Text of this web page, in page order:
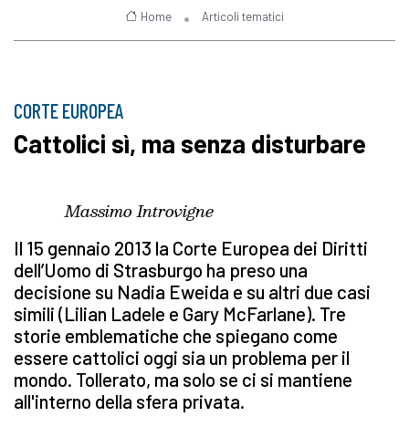
Home Articoli tematici
CORTE EUROPEA
Cattolici sì, ma senza disturbare
Massimo Introvigne
Il 15 gennaio 2013 la Corte Europea dei Diritti
dell’Uomo di Strasburgo ha preso una
decisione su Nadia Eweida e su altri due casi
simili (Lilian Ladele e Gary McFarlane). Tre
storie emblematiche che spiegano come
essere cattolici oggi sia un problema per il
mondo. Tollerato, ma solo se ci si mantiene
all'interno della sfera privata.